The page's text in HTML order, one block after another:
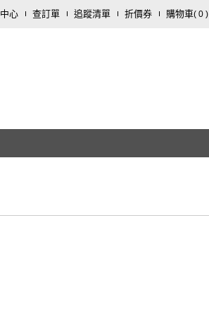
心 查訂單 追蹤清單 折價券 購物車( 0 )